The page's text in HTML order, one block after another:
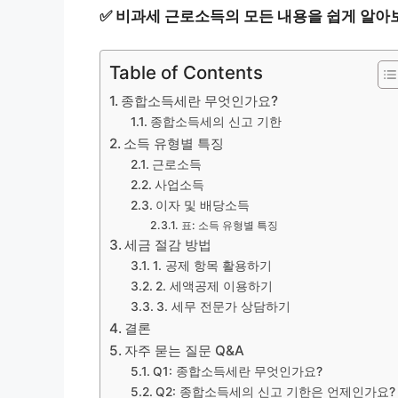
✅ 비과세 근로소득의 모든 내용을 쉽게 알아
Table of Contents
종합소득세란 무엇인가요?
종합소득세의 신고 기한
소득 유형별 특징
근로소득
사업소득
이자 및 배당소득
표: 소득 유형별 특징
세금 절감 방법
1. 공제 항목 활용하기
2. 세액공제 이용하기
3. 세무 전문가 상담하기
결론
자주 묻는 질문 Q&A
Q1: 종합소득세란 무엇인가요?
Q2: 종합소득세의 신고 기한은 언제인가요?